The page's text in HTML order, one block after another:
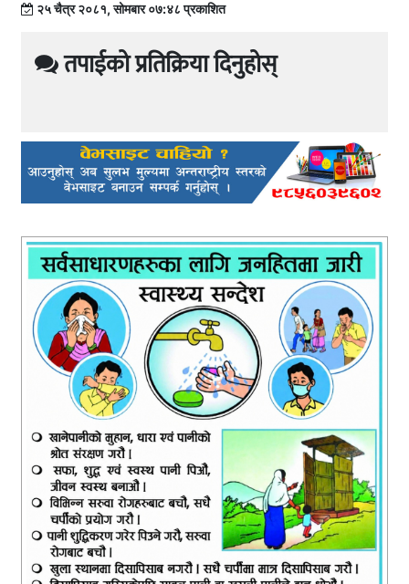
२५ चैत्र २०८१, सोमबार ०७:४८ प्रकाशित
तपाईको प्रतिक्रिया दिनुहोस्